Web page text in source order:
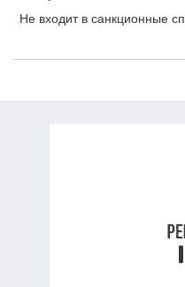
Не входит в санкционные